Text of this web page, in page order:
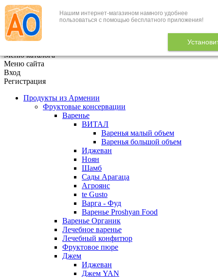
Нашим интернет-магазином намного удобнее
пользоваться с помощью бесплатного приложения!
+7 (495) 646-888-1
В корзине 0
Меню каталога
Меню сайта
Вход
Регистрация
Продукты из Армении
Фруктовые консервации
Варенье
ВИТАЛ
Варенья малый объем
Варенья большой объем
Иджеван
Ноян
Шамб
Сады Арагаца
Агроянс
te Gusto
Варга - Фуд
Варенье Proshyan Food
Варенье Органик
Лечебное варенье
Лечебный конфитюр
Фруктовое пюре
Джем
Иджеван
Джем YAN